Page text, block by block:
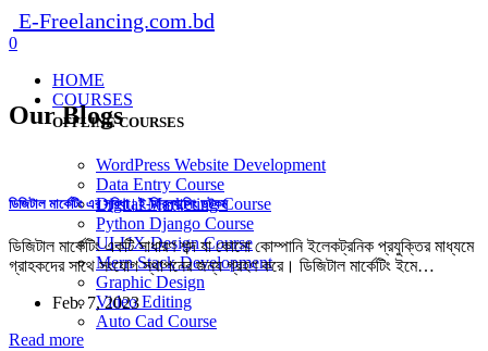
E-Freelancing.com.bd
0
HOME
COURSES
OFFLINE COURSES
WordPress Website Development
Data Entry Course
Digital Marketing Course
Python Django Course
UI-UX Design Course
Mern Stack Development
Graphic Design
Video Editing
Auto Cad Course
Our Blogs
ডিজিটাল মার্কেটিং এর সুবিধা | ই-ফ্রিল্যান্সিং ডটকম
ডিজিটাল মার্কেটিং একটি সাধারণ শব্দ যা কোনো কোম্পানি ইলেকট্রনিক প্রযুক্তির মাধ্যমে
গ্রাহকদের সাথে সংযোগ স্থাপনের জন্য গ্রহণ করে। ডিজিটাল মার্কেটিং ইমে…
Feb. 7, 2023
Read more